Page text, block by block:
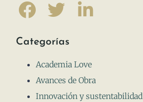
Categorías
Academia Love
Avances de Obra
Innovación y sustentabilidad